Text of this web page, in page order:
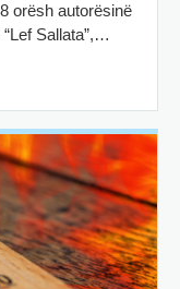
orësh autorësinë
Sallata”,…